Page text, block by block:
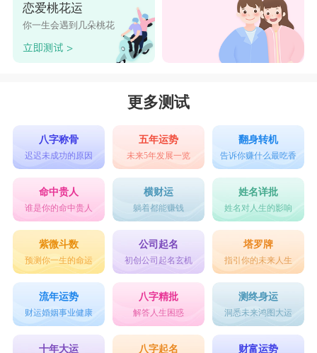
恋爱桃花运
你一生会遇到几朵桃花
更多测试
八字称骨
迟迟未成功的原因
五年运势
未来5年发展一览
翻身转机
告诉你赚什么最吃香
命中贵人
谁是你的命中贵人
横财运
躺着都能赚钱
姓名详批
姓名对人生的影响
紫微斗数
预测你一生的命运
公司起名
初创公司起名玄机
塔罗牌
指引你的未来人生
流年运势
财运婚姻事业健康
八字精批
解答人生困惑
测终身运
洞悉未来鸿图大运
十年大运 八字起名 财富运势